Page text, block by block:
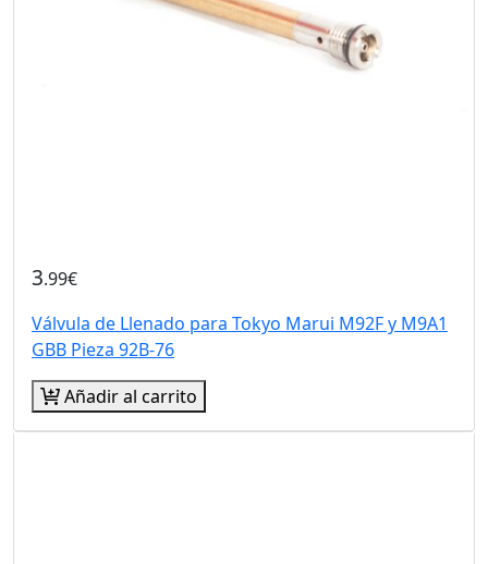
3.99€
Válvula de Llenado para Tokyo Marui M92F y M9A1
GBB Pieza 92B-76
Añadir al carrito